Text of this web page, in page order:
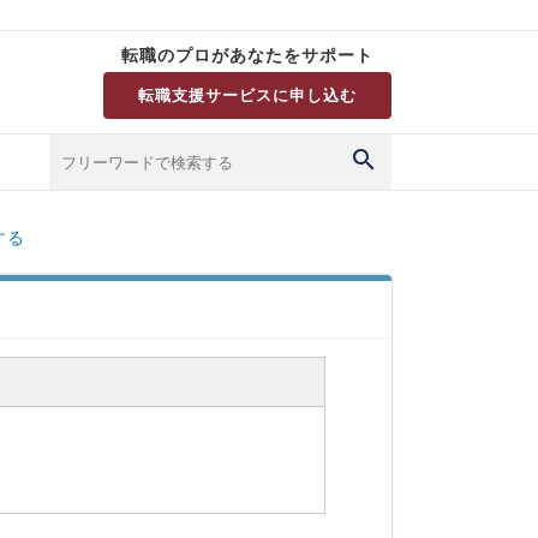
転職のプロがあなたをサポート
転職支援サービスに申し込む
る